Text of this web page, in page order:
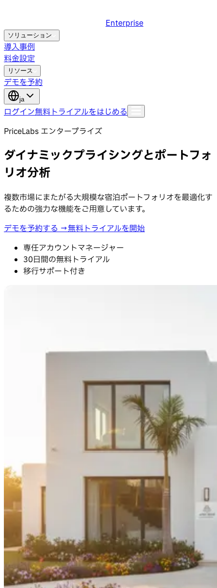
Enterprise
ソリューション
導入事例
料金設定
リソース
デモを予約
ja
ログイン無料トライアルをはじめる
PriceLabs エンタープライズ
ダイナミックプライシングとポートフォ
リオ分析
複数市場にまたがる大規模な宿泊ポートフォリオを最適化す
るための強力な機能をご用意しています。
デモを予約する →無料トライアルを開始
専任アカウントマネージャー
30日間の無料トライアル
移行サポート付き